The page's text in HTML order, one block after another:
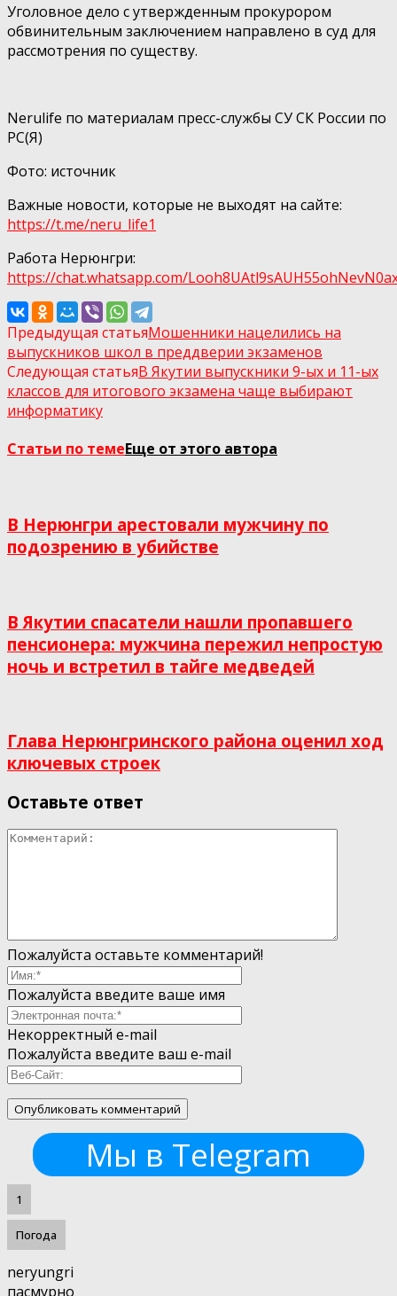
Уголовное дело с утвержденным прокурором
обвинительным заключением направлено в суд для
рассмотрения по существу.
Nerulife по материалам пресс-службы СУ СК России по
РС(Я)
Фото: источник
Важные новости, которые не выходят на сайте:
https://t.me/neru_life1
Работа Нерюнгри:
https://chat.whatsapp.com/
Предыдущая статьяМошенники нацелились на
выпускников школ в преддверии экзаменов
Следующая статьяВ Якутии выпускники 9-ых и 11-ых
классов для итогового экзамена чаще выбирают
информатику
Статьи по темеЕще от этого автора
В Нерюнгри арестовали мужчину по
подозрению в убийстве
В Якутии спасатели нашли пропавшего
пенсионера: мужчина пережил непростую
ночь и встретил в тайге медведей
Глава Нерюнгринского района оценил ход
ключевых строек
Оставьте ответ
Пожалуйста оставьте комментарий!
Пожалуйста введите ваше имя
Некорректный e-mail
Пожалуйста введите ваш e-mail
Мы в Telegram
1
Погода
neryungri
пасмурно